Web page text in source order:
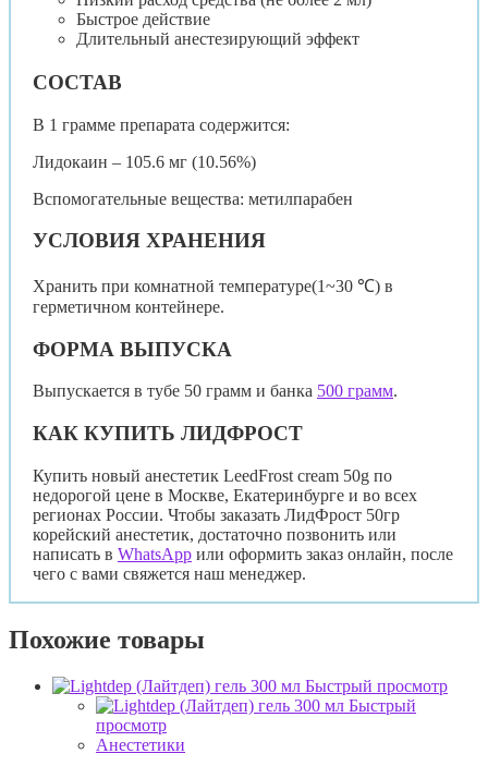
Быстрое действие
Длительный анестезирующий эффект
СОСТАВ
В 1 грамме препарата содержится:
Лидокаин – 105.6 мг (10.56%)
Вспомогательные вещества: метилпарабен
УСЛОВИЯ ХРАНЕНИЯ
Хранить при комнатной температуре(1~30 ℃) в
герметичном контейнере.
ФОРМА ВЫПУСКА
Выпускается в тубе 50 грамм и банка 500 грамм.
КАК КУПИТЬ ЛИДФРОСТ
Купить новый анестетик LeedFrost cream 50g по
недорогой цене в Москве, Екатеринбурге и во всех
регионах России. Чтобы заказать ЛидФрост 50гр
корейский анестетик, достаточно позвонить или
написать в WhatsApp или оформить заказ онлайн, после
чего с вами свяжется наш менеджер.
Похожие товары
Быстрый просмотр
Быстрый
просмотр
Анестетики